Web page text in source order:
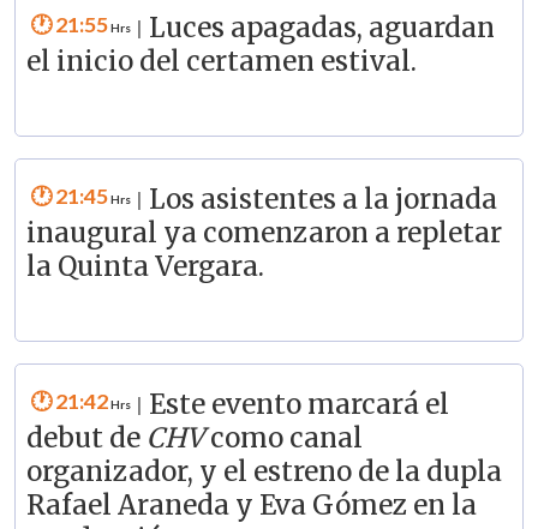
21:55
Luces apagadas, aguardan
el inicio del certamen estival.
21:45
Los asistentes a la jornada
inaugural ya comenzaron a repletar
la Quinta Vergara.
21:42
Este evento marcará el
debut deCHVcomo canal
organizador, y el estreno de la dupla
Rafael Araneda y Eva Gómez en la